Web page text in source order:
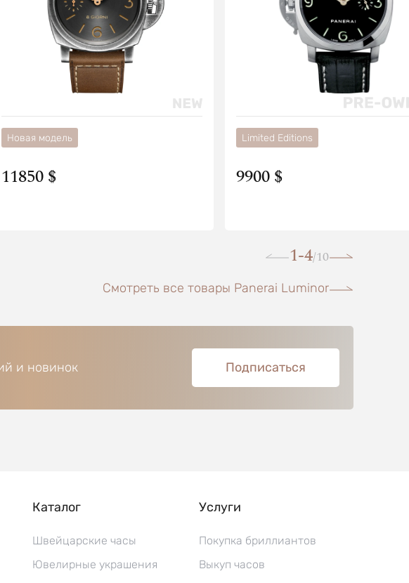
Новая модель
11850 $
Limited Editions
9900 $
1-4/10
Смотреть все товары Panerai Luminor
и новинок Подписаться
Каталог
Швейцарские часы
Ювелирные украшения
Услуги
Покупка бриллиантов
Выкуп часов